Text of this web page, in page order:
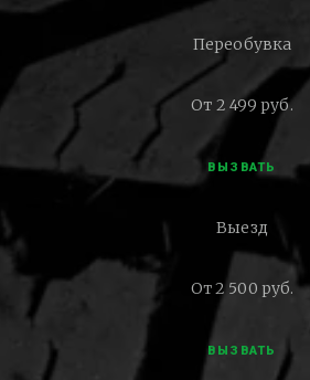
Переобувка
От 2 499 руб.
ВЫЗВАТЬ
Выезд
От 2 500 руб.
ВЫЗВАТЬ